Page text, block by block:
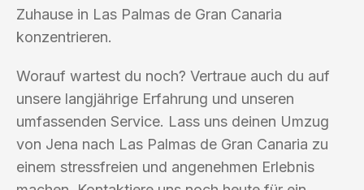
Zuhause in Las Palmas de Gran Canaria
konzentrieren.
Worauf wartest du noch? Vertraue auch du auf
unsere langjährige Erfahrung und unseren
umfassenden Service. Lass uns deinen Umzug
von Jena nach Las Palmas de Gran Canaria zu
einem stressfreien und angenehmen Erlebnis